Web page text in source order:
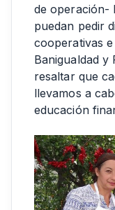
de operación-
puedan pedir
cooperativas
Banigualdad y
resaltar que
llevamos a
educación